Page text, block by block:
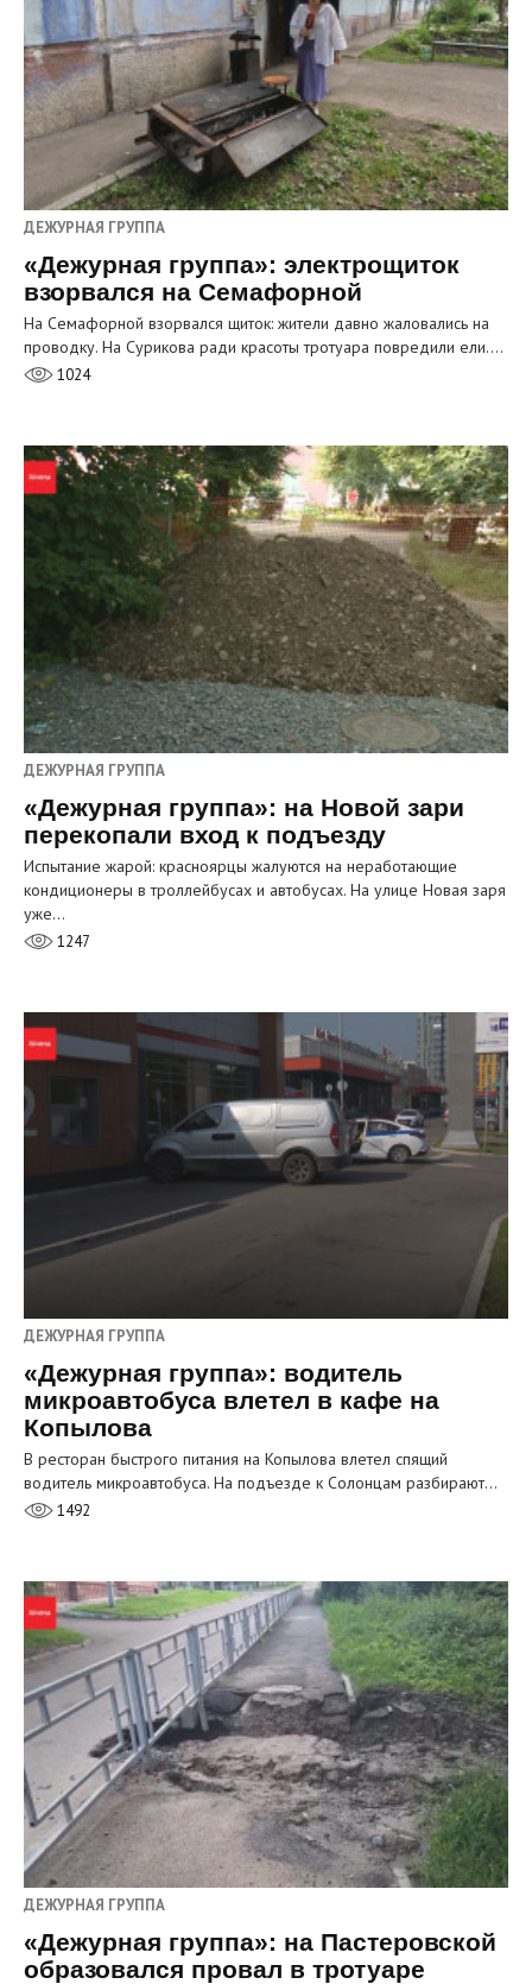
ДЕЖУРНАЯ ГРУППА
«Дежурная группа»: электрощиток
взорвался на Семафорной
На Семафорной взорвался щиток: жители давно жаловались на
проводку. На Сурикова ради красоты тротуара повредили ели.…
1024
ДЕЖУРНАЯ ГРУППА
«Дежурная группа»: на Новой зари
перекопали вход к подъезду
Испытание жарой: красноярцы жалуются на неработающие
кондиционеры в троллейбусах и автобусах. На улице Новая заря
уже…
1247
ДЕЖУРНАЯ ГРУППА
«Дежурная группа»: водитель
микроавтобуса влетел в кафе на
Копылова
В ресторан быстрого питания на Копылова влетел спящий
водитель микроавтобуса. На подъезде к Солонцам разбирают…
1492
ДЕЖУРНАЯ ГРУППА
«Дежурная группа»: на Пастеровской
образовался провал в тротуаре